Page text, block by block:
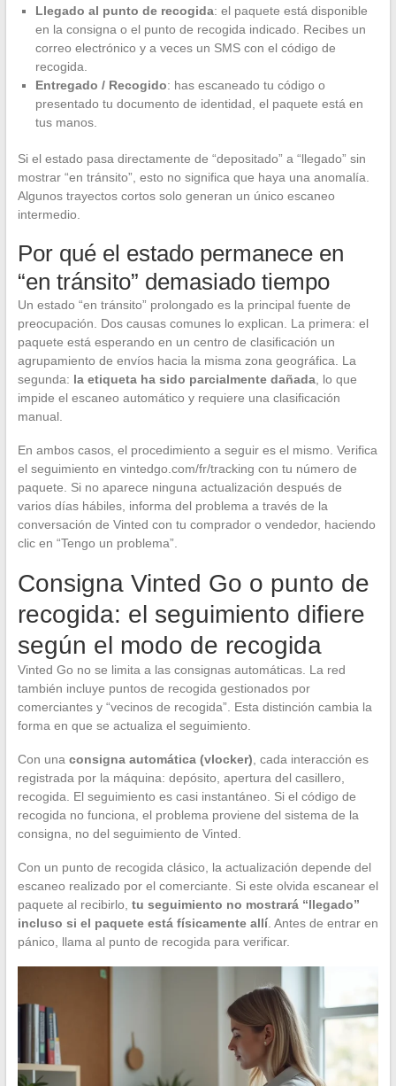
Llegado al punto de recogida: el paquete está disponible
en la consigna o el punto de recogida indicado. Recibes un
correo electrónico y a veces un SMS con el código de
recogida.
Entregado / Recogido: has escaneado tu código o
presentado tu documento de identidad, el paquete está en
tus manos.
Si el estado pasa directamente de “depositado” a “llegado” sin
mostrar “en tránsito”, esto no significa que haya una anomalía.
Algunos trayectos cortos solo generan un único escaneo
intermedio.
Por qué el estado permanece en
“en tránsito” demasiado tiempo
Un estado “en tránsito” prolongado es la principal fuente de
preocupación. Dos causas comunes lo explican. La primera: el
paquete está esperando en un centro de clasificación un
agrupamiento de envíos hacia la misma zona geográfica. La
segunda: la etiqueta ha sido parcialmente dañada, lo que
impide el escaneo automático y requiere una clasificación
manual.
En ambos casos, el procedimiento a seguir es el mismo. Verifica
el seguimiento en vintedgo.com/fr/tracking con tu número de
paquete. Si no aparece ninguna actualización después de
varios días hábiles, informa del problema a través de la
conversación de Vinted con tu comprador o vendedor, haciendo
clic en “Tengo un problema”.
Consigna Vinted Go o punto de
recogida: el seguimiento difiere
según el modo de recogida
Vinted Go no se limita a las consignas automáticas. La red
también incluye puntos de recogida gestionados por
comerciantes y “vecinos de recogida”. Esta distinción cambia la
forma en que se actualiza el seguimiento.
Con una consigna automática (vlocker), cada interacción es
registrada por la máquina: depósito, apertura del casillero,
recogida. El seguimiento es casi instantáneo. Si el código de
recogida no funciona, el problema proviene del sistema de la
consigna, no del seguimiento de Vinted.
Con un punto de recogida clásico, la actualización depende del
escaneo realizado por el comerciante. Si este olvida escanear el
paquete al recibirlo, tu seguimiento no mostrará “llegado”
incluso si el paquete está físicamente allí. Antes de entrar en
pánico, llama al punto de recogida para verificar.